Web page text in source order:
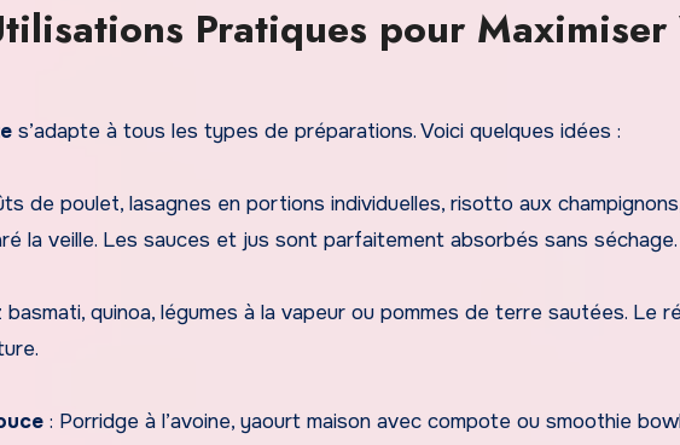
Pratiques pour Maximiser
s’adapte à tous les types de préparations. Voici quelques idées :
de poulet, lasagnes en portions individuelles, risotto aux
la veille. Les sauces et jus sont parfaitement absorbés sans séchage.
basmati, quinoa, légumes à la vapeur ou pommes de terre sautées. Le
: Porridge à l’avoine, yaourt maison avec compote ou smoothie